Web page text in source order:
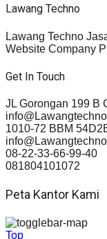
Lawang Techno
Lawang Techno
Website Company
Get In Touch
JL Gorongan 199 B
1010-72 BBM
08-22-33-66-99-40
081804101072
Peta Kantor Kami
Top